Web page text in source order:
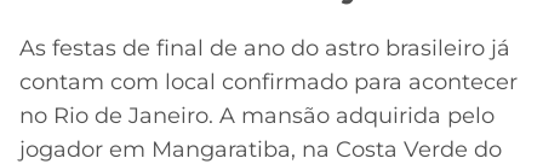
As festas de final de ano do astro brasileiro já
contam com local confirmado para acontecer
no Rio de Janeiro. A mansão adquirida pelo
jogador em Mangaratiba, na Costa Verde do